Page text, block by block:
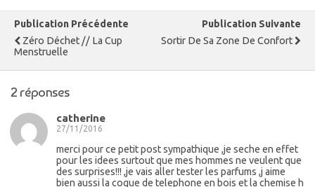
Publication Précédente
Zéro Déchet // La Cup
Menstruelle
Publication Suivante
Sortir De Sa Zone De Confort
2 réponses
catherine
27/11/2016
merci pour ce petit post sympathique ,je seche en effet
pour les idees surtout que mes hommes ne veulent que
des surprises!!! ,je vais aller tester les parfums ,j aime
bien aussi la coque de telephone en bois et la chemise h